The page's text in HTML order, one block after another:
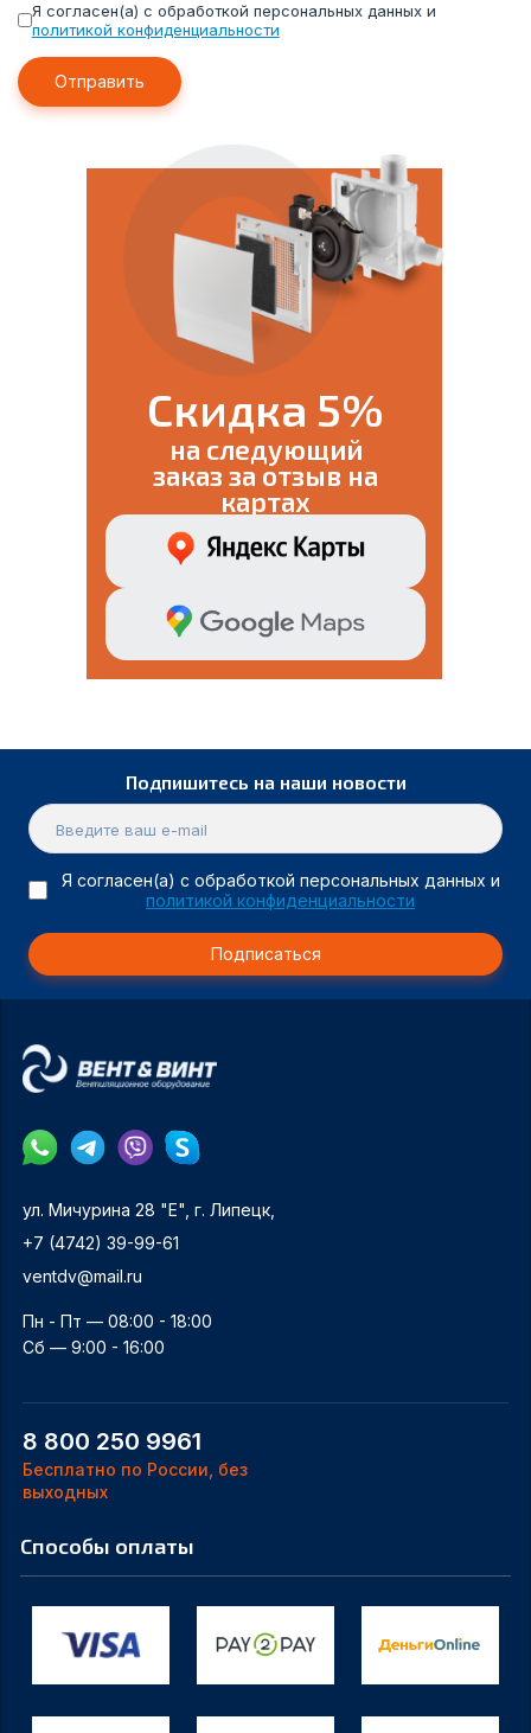
Я согласен(а) с обработкой персональных данных и
политикой конфиденциальности
Скидка 5%
на следующий
заказ за отзыв на
картах
Подпишитесь на наши новости
Я согласен(а) с обработкой персональных данных и
политикой конфиденциальности
Подписаться
ул. Мичурина 28 "Е", г. Липецк,
+7 (4742) 39-99-61
ventdv@mail.ru
Пн - Пт — 08:00 - 18:00
Сб — 9:00 - 16:00
8 800 250 9961
Бесплатно по России, без
выходных
Способы оплаты